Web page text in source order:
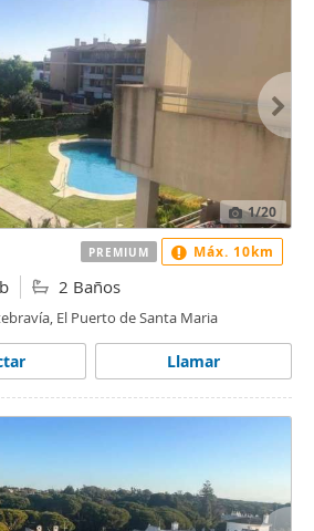
1/20
2 Baños
El Puerto de Santa Maria
Llamar
PREMIUM Máx. 10km